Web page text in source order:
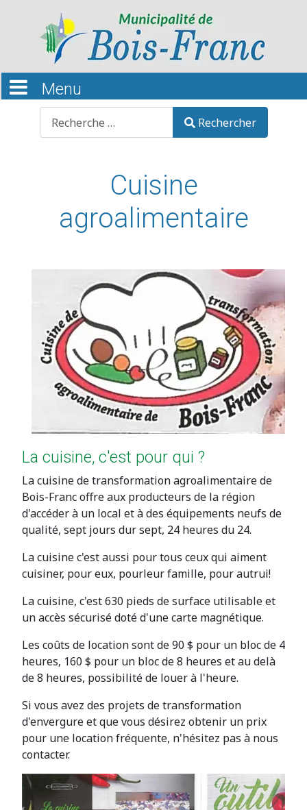
Recherche
Rechercher
Cuisine
agroalimentaire
La cuisine, c'est pour qui ?
La cuisine de transformation agroalimentaire de
Bois-Franc offre aux producteurs de la région
d'accéder à un local et à des équipements neufs de
qualité, sept jours dur sept, 24 heures du 24.
La cuisine c'est aussi pour tous ceux qui aiment
cuisiner, pour eux, pourleur famille, pour autrui!
La cuisine, c'est 630 pieds de surface utilisable et
un accès sécurisé doté d'une carte magnétique.
Les coûts de location sont de 90 $ pour un bloc de 4
heures, 160 $ pour un bloc de 8 heures et au delà
de 8 heures, possibilité de louer à l'heure.
Si vous avez des projets de transformation
d'envergure et que vous désirez obtenir un prix
pour une location fréquente, n'hésitez pas à nous
contacter.